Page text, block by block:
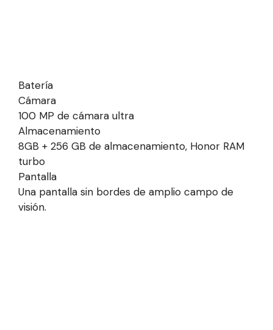
Batería
Cámara
100 MP de cámara ultra
Almacenamiento
8GB + 256 GB de almacenamiento, Honor RAM
turbo
Pantalla
Una pantalla sin bordes de amplio campo de
visión.